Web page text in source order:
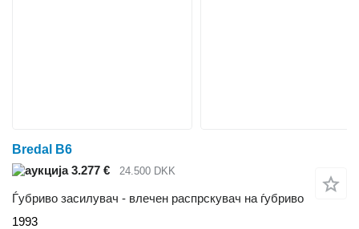
Bredal B6
3.277 €
24.500 DKK
Ѓубриво засилувач - влечен распрскувач на ѓубриво
1993